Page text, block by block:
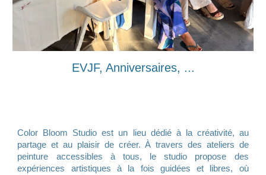
EVJF, Anniversaires, ...
Color Bloom Studio est un lieu dédié à la créativité, au
partage et au plaisir de créer. À travers des ateliers de
peinture accessibles à tous, le studio propose des
expériences artistiques à la fois guidées et libres, où